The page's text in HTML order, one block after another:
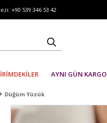
+90 539 346 53 42
AYNI GÜN KARGO
Düğüm Yüzük